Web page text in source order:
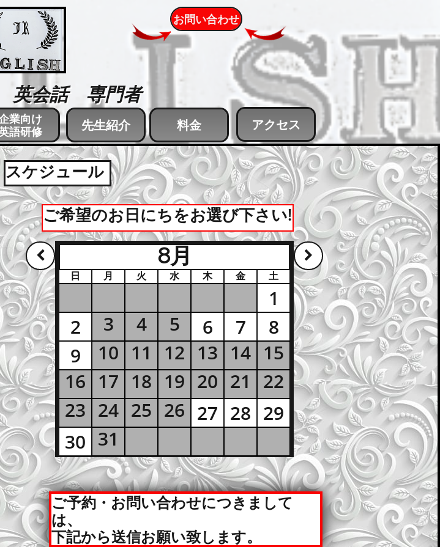
会話 専門者
業向け
語研修
先生紹介 料金 アクセス
お問い合わせ
スケジュール
ご予約・お問い合わせにつきまして
は、
下記から送信お願い致します。
ご希望のお日にちをお選び下さい!
レッスンが欲しい！
土
8月
日 月 火 水 木 金
16
29
1
15
17
30
14
6
28
13
20
25 26 27
31
30
2 3 4

5
11
12
18 19
10
28 29
2
1
22
23 24
21
9
8
7
7 8
6
27
9
